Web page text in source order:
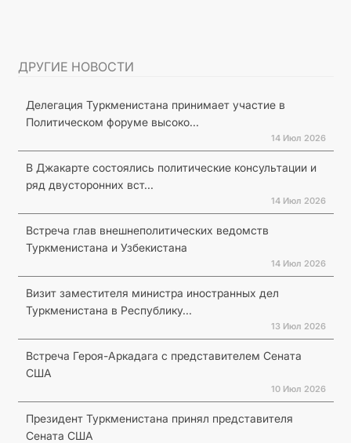
ДРУГИЕ НОВОСТИ
Делегация Туркменистана принимает участие в
Политическом форуме высоко...
14 Июл 2026
В Джакарте состоялись политические консультации и
ряд двусторонних вст...
14 Июл 2026
Встреча глав внешнеполитических ведомств
Туркменистана и Узбекистана
14 Июл 2026
Визит заместителя министра иностранных дел
Туркменистана в Республику...
13 Июл 2026
Встреча Героя-Аркадага с представителем Сената
США
10 Июл 2026
Президент Туркменистана принял представителя
Сената США